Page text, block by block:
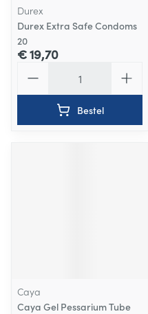
Durex
Durex Extra Safe Condoms
20
€ 19,70
Bestel
Caya
Caya Gel Pessarium Tube